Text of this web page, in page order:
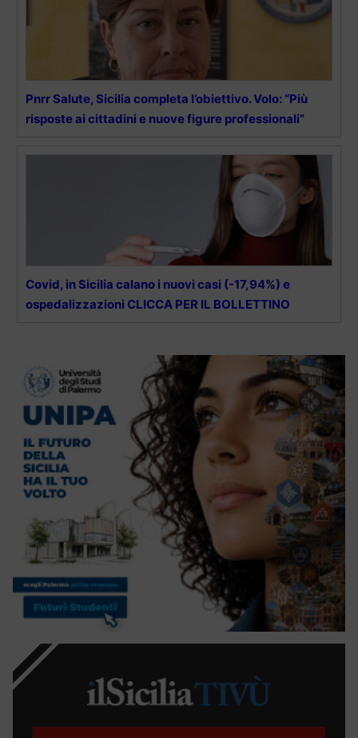
Pnrr Salute, Sicilia completa l’obiettivo. Volo: “Più
risposte ai cittadini e nuove figure professionali”
Covid, in Sicilia calano i nuovi casi (-17,94%) e
ospedalizzazioni CLICCA PER IL BOLLETTINO